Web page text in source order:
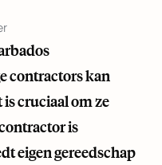
contractors kan
cruciaal om ze
is
eigen gereedschap